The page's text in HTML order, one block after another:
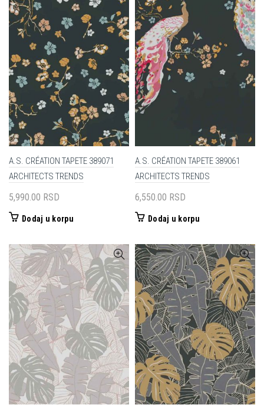
A.S. CRÉATION TAPETE 389071
ARCHITECTS TRENDS
5,990.00 RSD
Dodaj u korpu
A.S. CRÉATION TAPETE 389061
ARCHITECTS TRENDS
6,550.00 RSD
Dodaj u korpu